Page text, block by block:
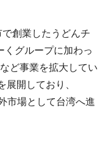
創業したうどんチ
グループに加わっ
ど事業を拡大してい
開しており、
市場として台湾へ進